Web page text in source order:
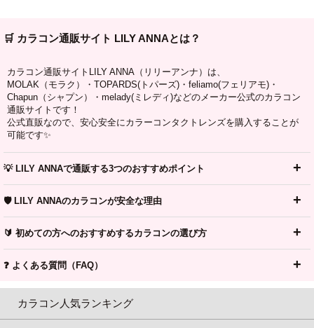
🛒 カラコン通販サイト LILY ANNAとは？
カラコン通販サイトLILY ANNA（リリーアンナ）は、
MOLAK（モラク）・TOPARDS(トパーズ)・feliamo(フェリアモ)・
Chapun（シャプン）・melady(ミレディ)などのメーカー公式のカラコン
通販サイトです！
公式直販なので、安心安全にカラーコンタクトレンズを購入することが
可能です✨
💡 LILY ANNAで通販する3つのおすすめポイント
🛡️ LILY ANNAのカラコンが安全な理由
🔰 初めての方へのおすすめするカラコンの選び方
❓ よくある質問（FAQ）
カラコン人気ランキング